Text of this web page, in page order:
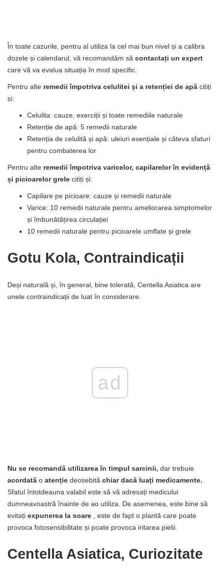
În toate cazurile, pentru al utiliza la cel mai bun nivel și a calibra
dozele și calendarul, vă recomandăm să contactați un expert
care vă va evalua situația în mod specific.
Pentru alte remedii împotriva celulitei și a retenției de apă citiți
și:
Celulita: cauze, exerciții și toate remediile naturale
Retenție de apă: 5 remedii naturale
Retenția de celulită și apă: uleiuri esențiale și câteva sfaturi
pentru combaterea lor
Pentru alte remedii împotriva varicelor, capilarelor în evidență
și picioarelor grele citiți și:
Capilare pe picioare: cauze și remedii naturale
Varice: 10 remedii naturale pentru ameliorarea simptomelor
și îmbunătățirea circulației
10 remedii naturale pentru picioarele umflate și grele
Gotu Kola, Contraindicații
Deși naturală și, în general, bine tolerată, Centella Asiatica are
unele contraindicații de luat în considerare.
ad
Nu se recomandă utilizarea în timpul sarcinii, dar trebuie
acordată o atenție deosebită chiar dacă luați medicamente.
Sfatul întotdeauna valabil este să vă adresați medicului
dumneavoastră înainte de ao utiliza. De asemenea, este bine să
evitați expunerea la soare , este de fapt o plantă care poate
provoca fotosensibilitate și poate provoca iritarea pielii.
Centella Asiatica, Curiozitate